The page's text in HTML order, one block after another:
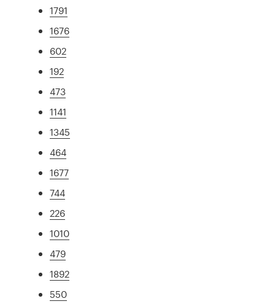
1791
1676
602
192
473
1141
1345
464
1677
744
226
1010
479
1892
550